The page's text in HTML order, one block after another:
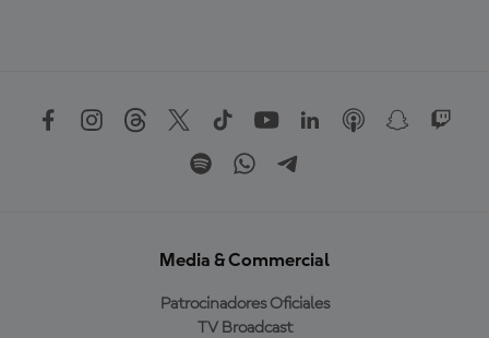
Media & Commercial
Patrocinadores Oficiales
TV Broadcast